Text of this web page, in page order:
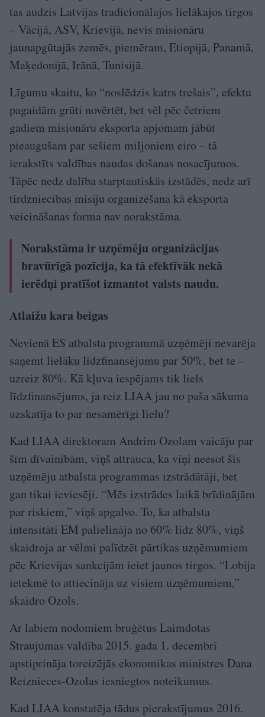
tas audzis Latvijas tradicionālajos lielākajos tirgos
– Vācijā, ASV, Krievijā, nevis misionāru
jaunapgūtajās zemēs, piemēram, Etiopijā, Panamā,
Maķedonijā, Irānā, Tunisijā.
Līgumu skaitu, ko “noslēdzis katrs trešais”, efektu
pagaidām grūti novērtēt, bet vēl pēc četriem
gadiem misionāru eksporta apjomam jābūt
pieaugušam par sešiem miljoniem eiro – tā
ierakstīts valdības naudas došanas nosacījumos.
Tāpēc nedz dalība starptautiskās izstādēs, nedz arī
tirdzniecības misiju organizēšana kā eksporta
veicināšanas forma nav norakstāma.
Norakstāma ir uzņēmēju organizācijas
bravūrīgā pozīcija, ka tā efektīvāk nekā
ierēdņi pratīšot izmantot valsts naudu.
Atlaižu kara beigas
Nevienā ES atbalsta programmā uzņēmēji nevarēja
saņemt lielāku līdzfinansējumu par 50%, bet te –
uzreiz 80%. Kā kļuva iespējams tik liels
līdzfinansējums, ja reiz LIAA jau no paša sākuma
uzskatīja to par nesamērīgi lielu?
Kad LIAA direktoram Andrim Ozolam vaicāju par
šīm dīvainībām, viņš attrauca, ka viņi neesot šīs
uzņēmēju atbalsta programmas izstrādātāji, bet
gan tikai ieviesēji. “Mēs izstrādes laikā brīdinājām
par riskiem,” viņš apgalvo. To, ka atbalsta
intensitāti EM palielināja no 60% līdz 80%, viņš
skaidroja ar vēlmi palīdzēt pārtikas uzņēmumiem
pēc Krievijas sankcijām ieiet jaunos tirgos. “Lobija
ietekmē to attiecināja uz visiem uzņēmumiem,”
skaidro Ozols.
Ar labiem nodomiem bruģētus Laimdotas
Straujumas valdība 2015. gada 1. decembrī
apstiprināja toreizējās ekonomikas ministres Dana
Reiznieces-Ozolas iesniegtos noteikumus.
Kad LIAA konstatēja tādus pierakstījumus 2016.